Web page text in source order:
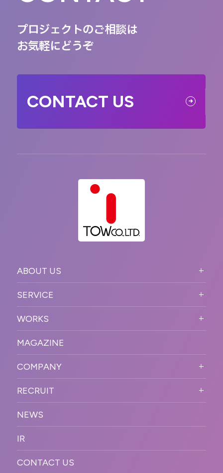
プロジェクトのご相談は
お気軽にどうぞ
CONTACT US
ABOUT US
PURPOSE
VISION
OUR DNA
SERVICE
STRONG POINT
BUSINESS DOMAIN
SOLUTION
WORKFLOW
WORKS
オンラインイベント
SNSプロモーション
プラットフォーム販
促
デジタル制作・映像
制作
PR
カンファレンス・展示会・アワ
ESPORTS・ゲームプロモーシ
MAGAZINE
COMPANY
COMPANY INFORMATION
MESSAGE
OFFICER
ACCESS
ORGANIZATION CHART
RECRUIT
新卒採用
キャリア採用
NEWS
IR
CONTACT US